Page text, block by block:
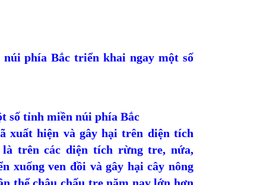
phía Bắc triển khai ngay một số
số tỉnh miền núi phía Bắc
xuất hiện và gây hại trên diện tích
trên các diện tích rừng tre, nứa,
xuống ven đồi và gây hại cây nông